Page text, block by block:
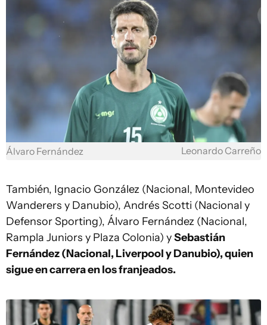
Álvaro Fernández Leonardo Carreño
También, Ignacio González (Nacional, Montevideo
Wanderers y Danubio), Andrés Scotti (Nacional y
Defensor Sporting), Álvaro Fernández (Nacional,
Rampla Juniors y Plaza Colonia) ySebastián
Fernández (Nacional, Liverpool y Danubio), quien
sigue en carrera en los franjeados.